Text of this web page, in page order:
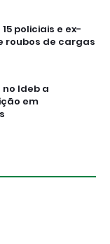
policiais e ex-
roubos de cargas
Ideb a
em